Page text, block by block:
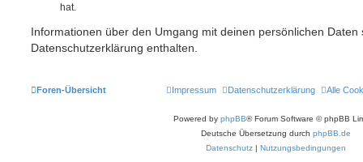
hat.
Informationen über den Umgang mit deinen persönlichen Daten
Datenschutzerklärung enthalten.
Foren-Übersicht Alle
Datenschutzerklärung
Impressum
Powered by phpBB® Forum Software © phpBB
Deutsche Übersetzung durch phpBB.de
Datenschutz | Nutzungsbedingungen